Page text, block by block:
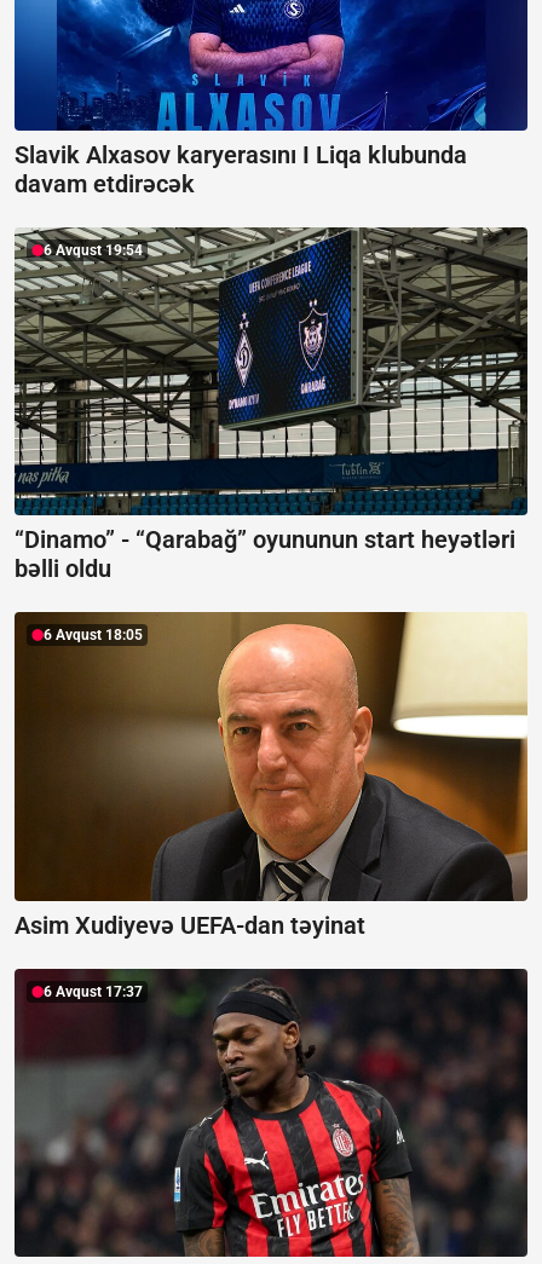
Slavik Alxasov karyerasını I Liqa klubunda
davam etdirəcək
6 Avqust 19:54
“Dinamo” - “Qarabağ” oyununun start heyətləri
bəlli oldu
6 Avqust 18:05
Asim Xudiyevə UEFA-dan təyinat
6 Avqust 17:37